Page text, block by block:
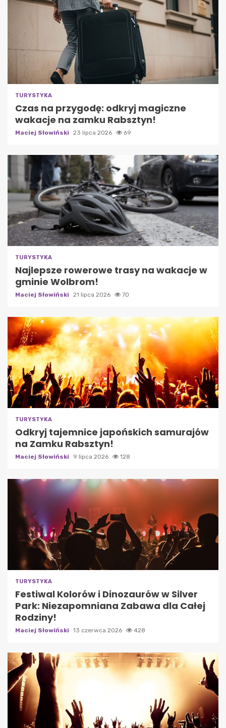
TURYSTYKA
Czas na przygodę: odkryj magiczne
wakacje na zamku Rabsztyn!
Maciej Słowiński 23 lipca 2026 69
TURYSTYKA
Najlepsze rowerowe trasy na wakacje w
gminie Wolbrom!
Maciej Słowiński 21 lipca 2026 70
TURYSTYKA
Odkryj tajemnice japońskich samurajów
na Zamku Rabsztyn!
Maciej Słowiński 9 lipca 2026 128
TURYSTYKA
Festiwal Kolorów i Dinozaurów w Silver
Park: Niezapomniana Zabawa dla Całej
Rodziny!
Maciej Słowiński 13 czerwca 2026 428